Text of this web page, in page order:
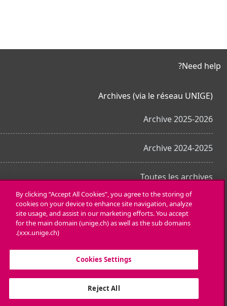
Need help?
Archives (via le réseau UNIGE)
Archive 2025-2026
Archive 2024-2025
Toutes les archives
احصل على تطبيق الجوّال
By clicking “Accept All Cookies”, you agree to the storing of
cookies on your device to enhance site navigation, analyze
site usage, and assist in our marketing efforts. You accept
for the main domain (unige.ch) as well as the sub domains
(xxx.unige.ch).
Cookies Settings
Reject All